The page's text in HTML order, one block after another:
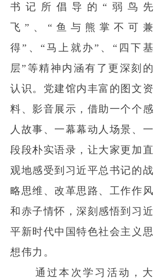
书记所倡导的“弱鸟先
飞”、“鱼与熊掌不可兼
得”、“马上就办”、“四下基
层”等精神内涵有了更深刻的
认识。党建馆内丰富的图文资
料、影音展示，借助一个个感
人故事、一幕幕动人场景、一
段段朴实语录，让大家更加直
观地感受到习近平总书记的战
略思维、改革思路、工作作风
和赤子情怀，深刻感悟到习近
平新时代中国特色社会主义思
想伟力。
通过本次学习活动，大